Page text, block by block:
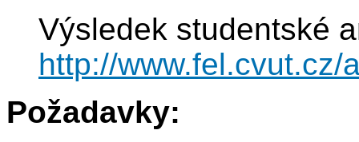
Výsledek studentské
http://www.fel.cvut.cz/
Požadavky: